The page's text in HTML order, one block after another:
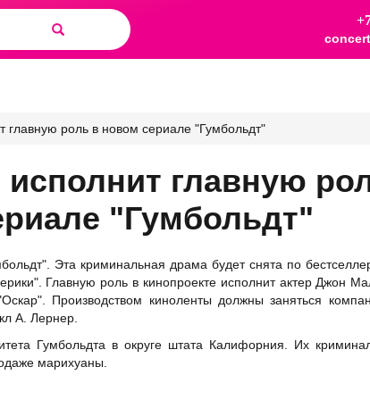
главную роль в новом сериале "Гумбольдт"
главную
"Гумбольдт"
Эта криминальная драма будет снята по
Главную роль в кинопроекте исполнит актер Джон
Производством киноленты должны заняться
А. Лернер.
Гумбольдта в округе штата Калифорния. Их
марихуаны.